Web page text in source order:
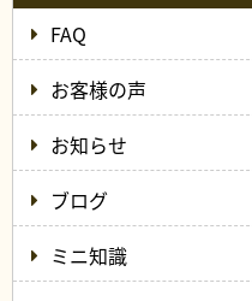
FAQ
お客様の声
お知らせ
ブログ
ミニ知識